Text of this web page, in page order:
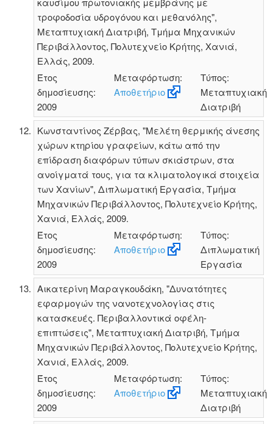
τροφοδοσία υδρογόνου και μεθανόλης",
Μεταπτυχιακή Διατριβή, Τμήμα Μηχανικών
Περιβάλλοντος, Πολυτεχνείο Κρήτης, Χανιά,
Ελλάς, 2009.
Έτος
δημοσίευσης:
2009
Μεταφόρτωση:
Αποθετήριο
Τύπος:
Μεταπτυχιακή
Διατριβή
Κωνσταντίνος Ζέρβας, "Μελέτη θερμικής άνεσης
χώρων κτηρίου γραφείων, κάτω από την
επίδραση διαφόρων τύπων σκιάστρων, στα
ανοίγματά τους, για τα κλιματολογικά στοιχεία
των Χανίων", Διπλωματική Εργασία, Τμήμα
Μηχανικών Περιβάλλοντος, Πολυτεχνείο Κρήτης,
Χανιά, Ελλάς, 2009.
Έτος
δημοσίευσης:
2009
Μεταφόρτωση:
Αποθετήριο
Τύπος:
Διπλωματική
Εργασία
Αικατερίνη Μαραγκουδάκη, "Δυνατότητες
εφαρμογών της νανοτεχνολογίας στις
κατασκευές. Περιβαλλοντικά οφέλη-
επιπτώσεις", Μεταπτυχιακή Διατριβή, Τμήμα
Μηχανικών Περιβάλλοντος, Πολυτεχνείο Κρήτης,
Χανιά, Ελλάς, 2009.
Έτος
δημοσίευσης:
2009
Μεταφόρτωση:
Αποθετήριο
Τύπος:
Μεταπτυχιακή
Διατριβή